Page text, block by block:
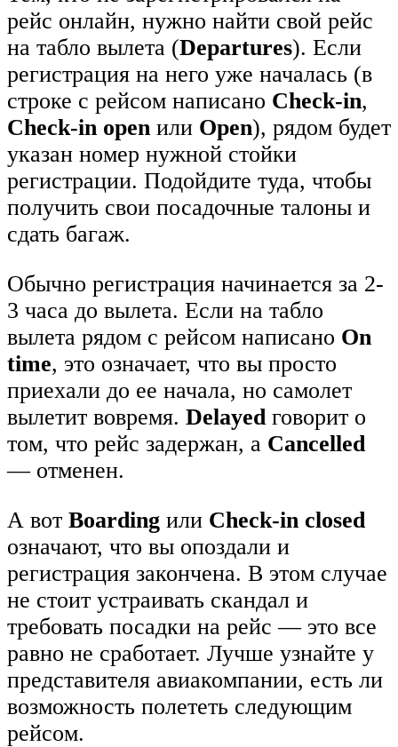
рейс онлайн, нужно найти свой рейс
на табло вылета (Departures). Если
регистрация на него уже началась (в
строке с рейсом написано Check-in,
Сheck-in open или Open), рядом будет
указан номер нужной стойки
регистрации. Подойдите туда, чтобы
получить свои посадочные талоны и
сдать багаж.
Обычно регистрация начинается за 2-
3 часа до вылета. Если на табло
вылета рядом с рейсом написано On
time, это означает, что вы просто
приехали до ее начала, но самолет
вылетит вовремя. Delayedговорит о
том, что рейс задержан, а Cancelled
— отменен.
А вот Boarding или Check-in closed
означают, что вы опоздали и
регистрация закончена. В этом случае
не стоит устраивать скандал и
требовать посадки на рейс — это все
равно не сработает. Лучше узнайте у
представителя авиакомпании, есть ли
возможность полететь следующим
рейсом.